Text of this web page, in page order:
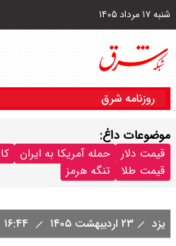
شنبه ۱۷ مرداد ۱۴۰۵
روزنامه شرق
موضوعات داغ:
قیمت دلار حمله آمریکا به ایران
قیمت طلا
تنگه هرمز
یزد ۲۳ اردیبهشت ۱۴۰۵